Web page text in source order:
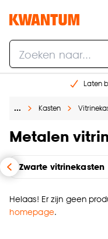
Laten
Gratis
… Kasten
Metalen
Zwarte vitrinekasten
Helaas! Er zijn geen
homepage.